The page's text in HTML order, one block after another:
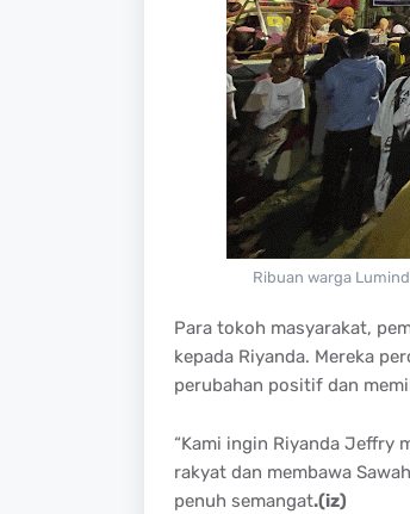
Ribuan warga
Para tokoh masyarakat,
kepada Riyanda. Mereka
perubahan positif dan
“Kami ingin Riyanda Jeffry
rakyat dan membawa
penuh semangat.(iz)